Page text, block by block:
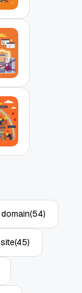
domain(54)
(45)